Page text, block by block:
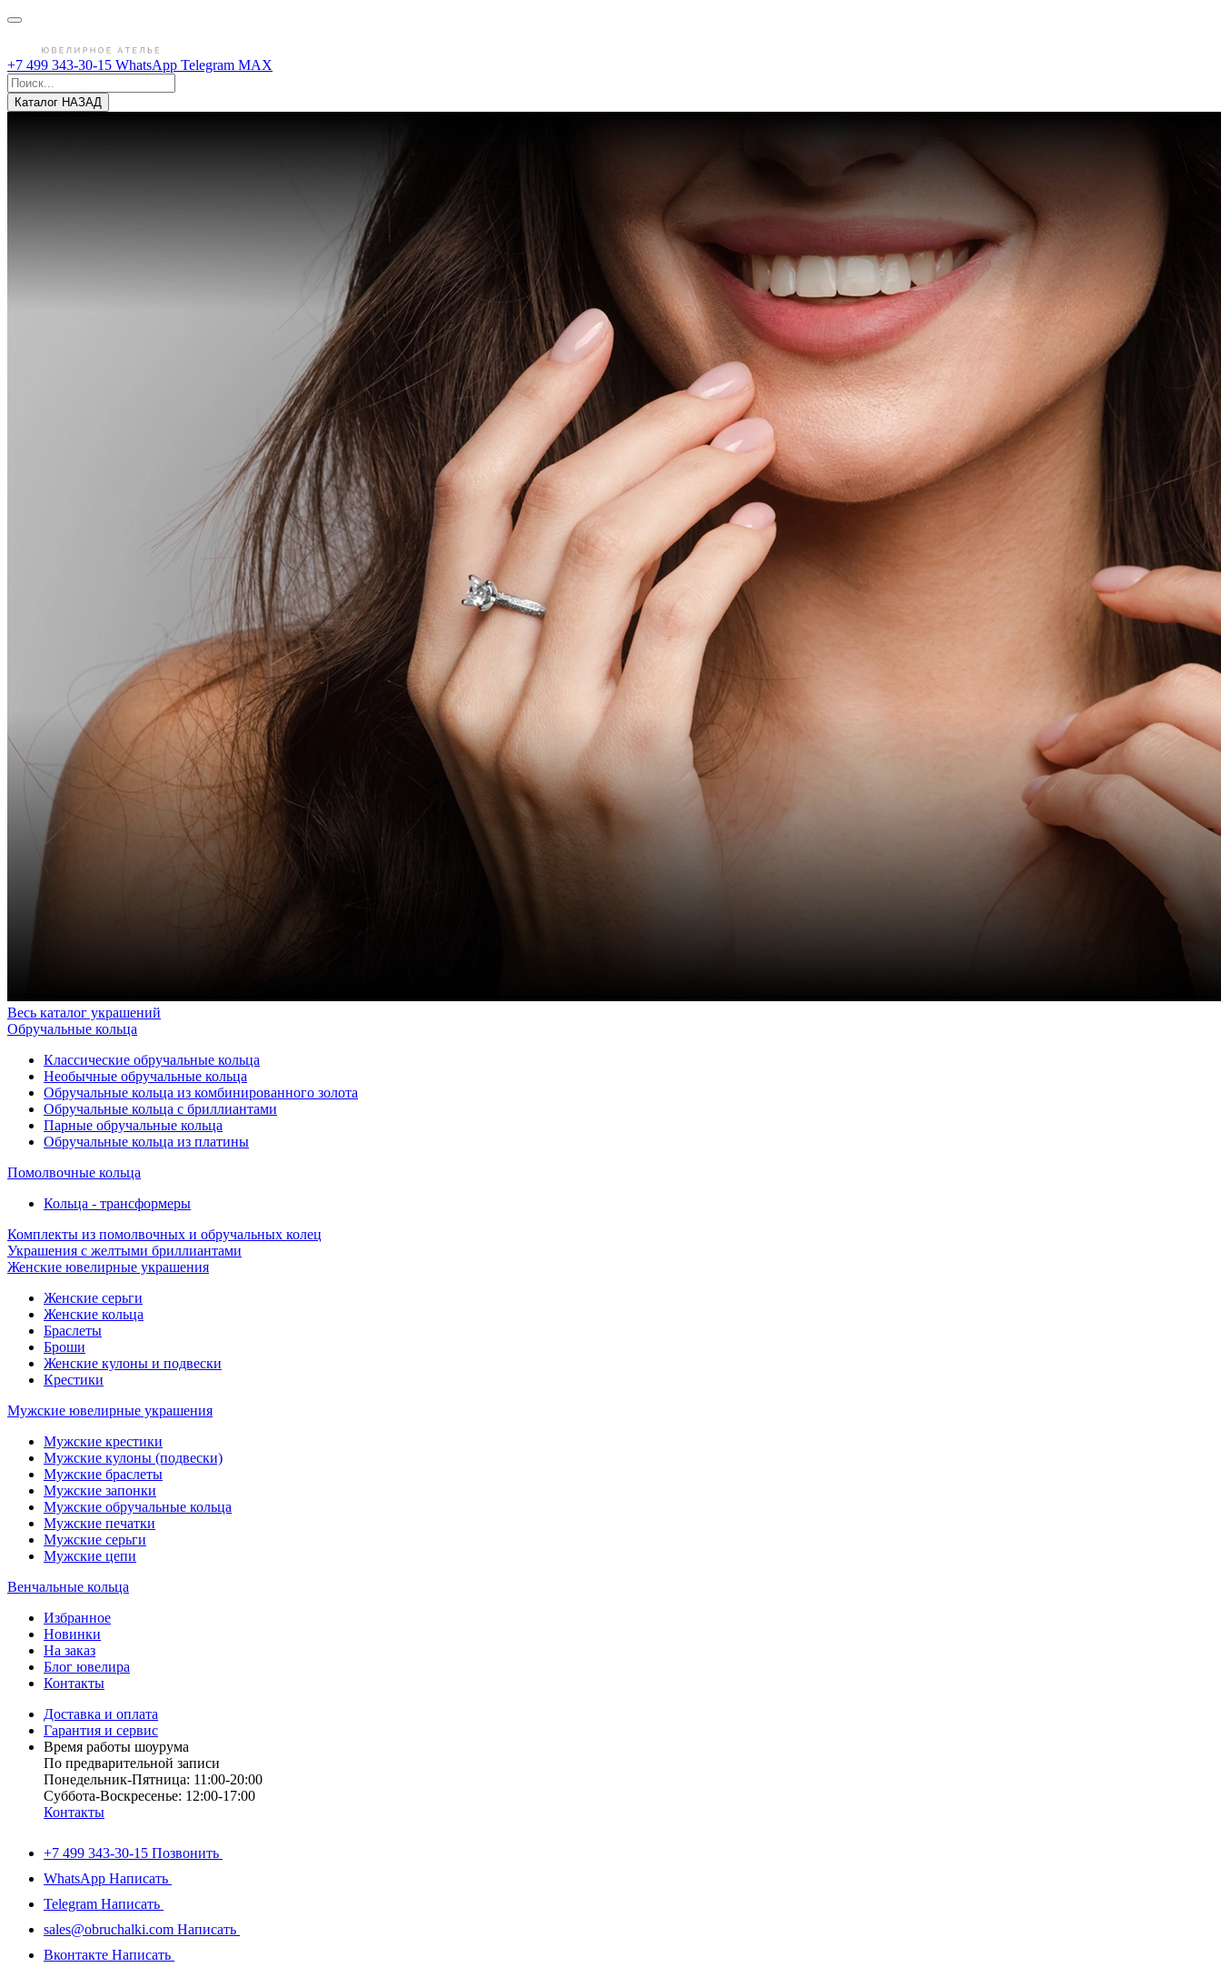
+7 499 343-30-15 WhatsApp Telegram MAX
Каталог НАЗАД
Весь каталог украшений
Обручальные кольца
Классические обручальные кольца
Необычные обручальные кольца
Обручальные кольца из комбинированного золота
Обручальные кольца с бриллиантами
Парные обручальные кольца
Обручальные кольца из платины
Помолвочные кольца
Кольца - трансформеры
Комплекты из помолвочных и обручальных колец
Украшения с желтыми бриллиантами
Женские ювелирные украшения
Женские серьги
Женские кольца
Браслеты
Броши
Женские кулоны и подвески
Крестики
Мужские ювелирные украшения
Мужские крестики
Мужские кулоны (подвески)
Мужские браслеты
Мужские запонки
Мужские обручальные кольца
Мужские печатки
Мужские серьги
Мужские цепи
Венчальные кольца
Избранное
Новинки
На заказ
Блог ювелира
Контакты
Доставка и оплата
Гарантия и сервис
Время работы шоурума
По предварительной записи
Понедельник-Пятница: 11:00-20:00
Суббота-Bоcкресенье: 12:00-17:00
Контакты
+7 499 343-30-15 Позвонить
WhatsApp Написать
Telegram Написать
sales@obruchalki.com Написать
Вконтакте Написать